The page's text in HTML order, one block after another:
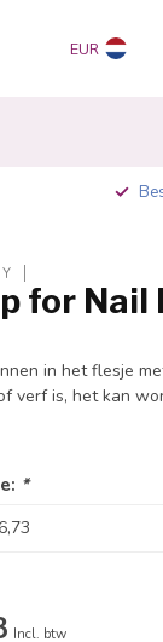
EUR
for Nail
in het flesje
verf is, het kan
*
Incl. btw